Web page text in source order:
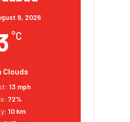
9, 2026
°C
Clouds
13 mph
72%
10 km